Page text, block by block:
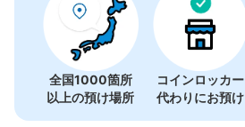
全国1000箇所
以上の預け場所
コインロッカー
代わりにお預け